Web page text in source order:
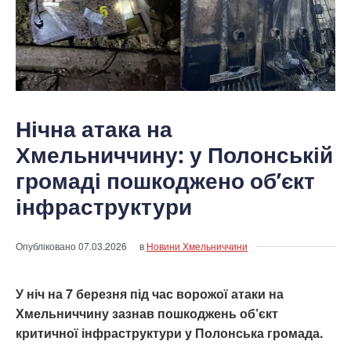
Нічна атака на
Хмельниччину: у Полонській
громаді пошкоджено об’єкт
інфраструктури
Опубліковано07.03.2026 в Новини Хмельниччини
У ніч на 7 березня під час ворожої атаки на
Хмельниччину зазнав пошкоджень об’єкт
критичної інфраструктури у Полонська громада.